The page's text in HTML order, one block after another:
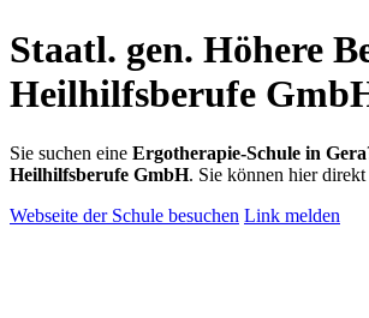
Staatl. gen. Höhere
Heilhilfsberufe
Sie suchen eine Ergotherapie-Schule in Gera
Heilhilfsberufe GmbH. Sie können hier
Webseite der Schule besuchen Link melden